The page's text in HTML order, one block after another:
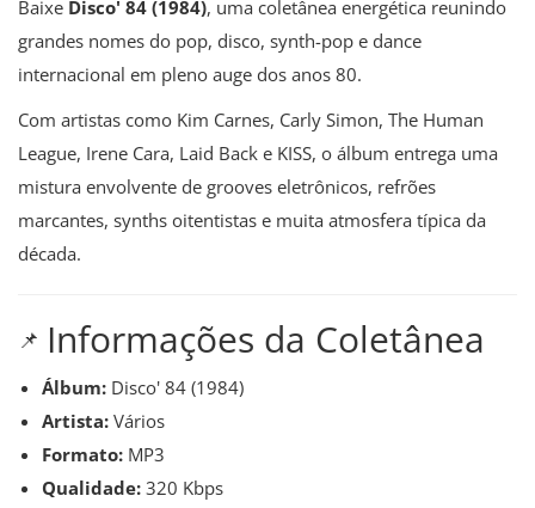
Baixe Disco' 84 (1984), uma coletânea energética reunindo
grandes nomes do pop, disco, synth-pop e dance
internacional em pleno auge dos anos 80.
Com artistas como Kim Carnes, Carly Simon, The Human
League, Irene Cara, Laid Back e KISS, o álbum entrega uma
mistura envolvente de grooves eletrônicos, refrões
marcantes, synths oitentistas e muita atmosfera típica da
década.
📌 Informações da Coletânea
Álbum: Disco' 84 (1984)
Artista: Vários
Formato: MP3
Qualidade: 320 Kbps